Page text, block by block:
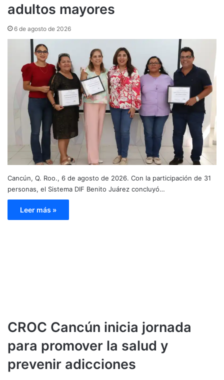
adultos mayores
6 de agosto de 2026
Cancún, Q. Roo., 6 de agosto de 2026. Con la participación de 31
personas, el Sistema DIF Benito Juárez concluyó…
Leer más »
CROC Cancún inicia jornada
para promover la salud y
prevenir adicciones